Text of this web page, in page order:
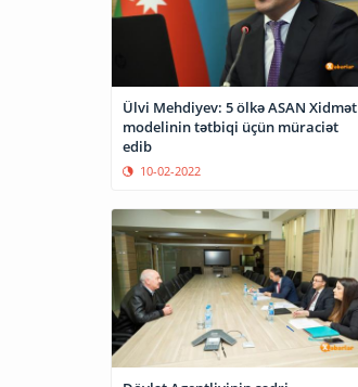
Ülvi Mehdiyev: 5 ölkə ASAN Xidmət
modelinin tətbiqi üçün müraciət
edib
10-02-2022